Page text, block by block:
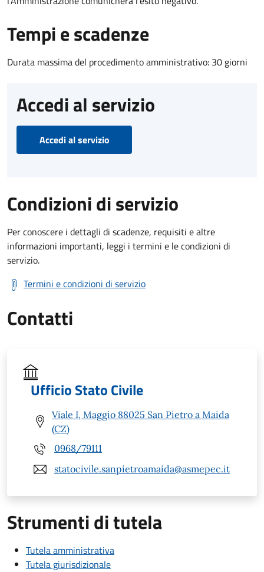
Tempi e scadenze
Durata massima del procedimento amministrativo: 30 giorni
Accedi al servizio
Accedi al servizio
Condizioni di servizio
Per conoscere i dettagli di scadenze, requisiti e altre
informazioni importanti, leggi i termini e le condizioni di
servizio.
Termini e condizioni di servizio
Contatti
Ufficio Stato Civile
Viale I, Maggio 88025 San Pietro a Maida
(CZ)
0968/79111
statocivile.sanpietroamaida@asmepec.it
Strumenti di tutela
Tutela amministrativa
Tutela giurisdizionale